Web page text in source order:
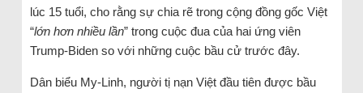
lúc 15 tuổi, cho rằng sự chia rẽ trong cộng đồng gốc Việt
“lớn hơn nhiều lần” trong cuộc đua của hai ứng viên
Trump-Biden so với những cuộc bầu cử trước đây.
Dân biểu My-Linh, người tị nạn Việt đầu tiên được bầu